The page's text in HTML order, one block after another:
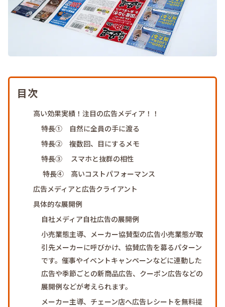
目次
高い効果実績！注目の広告メディア！！
特長① 自然に全員の手に渡る
特長② 複数回、目にするメモ
特長③ スマホと抜群の相性
特長④ 高いコストパフォーマンス
広告メディアと広告クライアント
具体的な展開例
自社メディア自社広告の展開例
小売業態主導、メーカー協賛型の広告小売業態が取
引先メーカーに呼びかけ、協賛広告を募るパターン
です。催事やイベントキャンペーンなどに連動した
広告や季節ごとの新商品広告、クーポン広告などの
展開例などが考えられます。
メーカー主導、チェーン店へ広告レシートを無料提